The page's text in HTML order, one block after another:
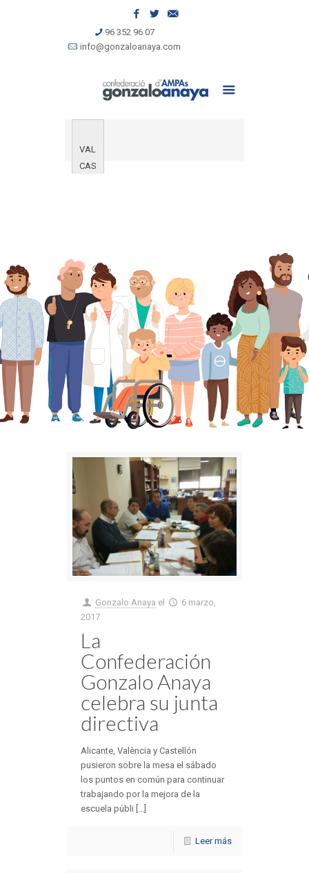
96 352 96 07
info@gonzaloanaya.com
VAL
CAS
Gonzalo Anaya el
6 marzo,
2017
La
Confederación
Gonzalo Anaya
celebra su junta
directiva
Alicante, València y Castellón
pusieron sobre la mesa el sábado
los puntos en común para continuar
trabajando por la mejora de la
escuela públi [...]
Leer más